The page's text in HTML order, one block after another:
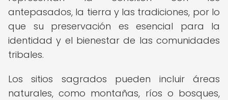
antepasados, la tierra y las tradiciones, por lo
que su preservación es esencial para la
identidad y el bienestar de las comunidades
tribales.
Los sitios sagrados pueden incluir áreas
naturales, como montañas, ríos o bosques,